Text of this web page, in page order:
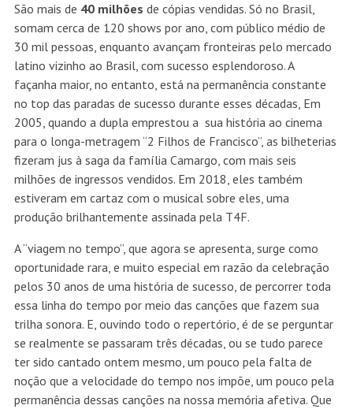
São mais de 40 milhões de cópias vendidas. Só no Brasil,
somam cerca de 120 shows por ano, com público médio de
30 mil pessoas, enquanto avançam fronteiras pelo mercado
latino vizinho ao Brasil, com sucesso esplendoroso. A
façanha maior, no entanto, está na permanência constante
no top das paradas de sucesso durante esses décadas, Em
2005, quando a dupla emprestou a sua história ao cinema
para o longa-metragem “2 Filhos de Francisco”, as bilheterias
fizeram jus à saga da família Camargo, com mais seis
milhões de ingressos vendidos. Em 2018, eles também
estiveram em cartaz com o musical sobre eles, uma
produção brilhantemente assinada pela T4F.
A “viagem no tempo”, que agora se apresenta, surge como
oportunidade rara, e muito especial em razão da celebração
pelos 30 anos de uma história de sucesso, de percorrer toda
essa linha do tempo por meio das canções que fazem sua
trilha sonora. E, ouvindo todo o repertório, é de se perguntar
se realmente se passaram três décadas, ou se tudo parece
ter sido cantado ontem mesmo, um pouco pela falta de
noção que a velocidade do tempo nos impõe, um pouco pela
permanência dessas canções na nossa memória afetiva. Que